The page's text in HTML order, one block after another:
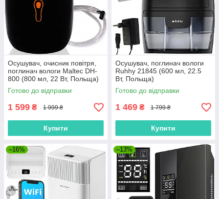
Осушувач, очисник повітря,
поглинач вологи Maltec DH-
800 (800 мл, 22 Вт, Польща)
Готово до відправки
1 599 ₴ 1 999 ₴
Купити
Осушувач, поглинач вологи
Ruhhy 21845 (600 мл, 22.5
Вт, Польща)
Готово до відправки
1 469 ₴ 1 799 ₴
Купити
–16% –13%